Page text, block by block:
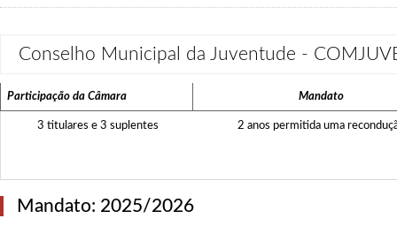
Conselho Municipal da Juventude -
Participação da Câmara Mandato
3 titulares e 3 suplentes 2 anos permitida uma
Mandato: 2025/2026